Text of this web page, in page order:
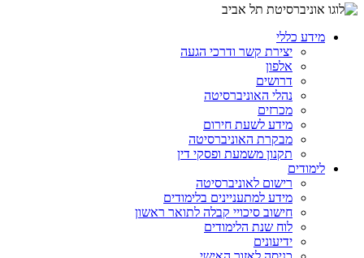
מידע כללי
יצירת קשר ודרכי הגעה
אלפון
דרושים
נהלי האוניברסיטה
מכרזים
מידע לשעת חירום
מבקרת האוניברסיטה
תקנון משמעת ופסקי דין
לימודים
רישום לאוניברסיטה
מידע למתעניינים בלימודים
חישוב סיכויי קבלה לתואר ראשון
לוח שנת הלימודים
ידיעונים